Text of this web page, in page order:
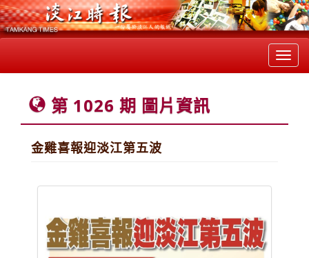
第 1026 期 圖片資訊
金雞喜報迎淡江第五波